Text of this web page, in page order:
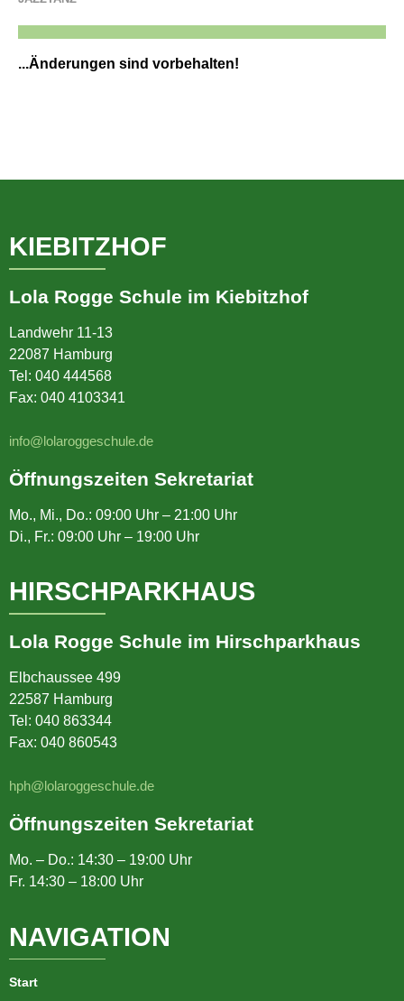
...Änderungen sind vorbehalten!
KIEBITZHOF
Lola Rogge Schule im Kiebitzhof
Landwehr 11-13
22087 Hamburg
Tel: 040 444568
Fax: 040 4103341
info@lolaroggeschule.de
Öffnungszeiten Sekretariat
Mo., Mi., Do.: 09:00 Uhr – 21:00 Uhr
Di., Fr.: 09:00 Uhr – 19:00 Uhr
HIRSCHPARKHAUS
Lola Rogge Schule im Hirschparkhaus
Elbchaussee 499
22587 Hamburg
Tel: 040 863344
Fax: 040 860543
hph@lolaroggeschule.de
Öffnungszeiten Sekretariat
Mo. – Do.: 14:30 – 19:00 Uhr
Fr. 14:30 – 18:00 Uhr
NAVIGATION
Start